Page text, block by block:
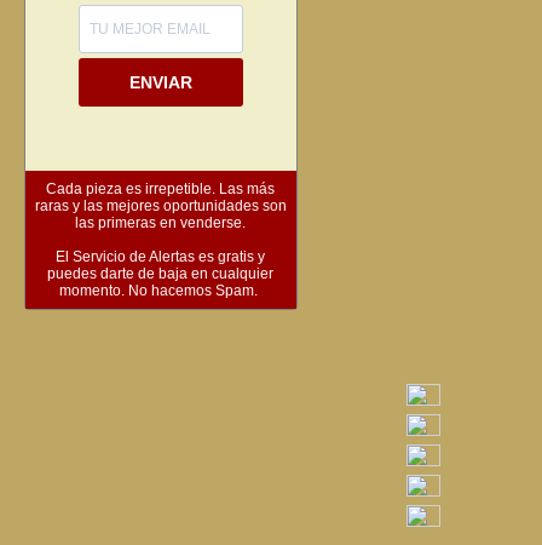
ENVIAR
Cada pieza es irrepetible. Las más
raras y las mejores oportunidades son
las primeras en venderse.
El Servicio de Alertas es gratis y
puedes darte de baja en cualquier
momento. No hacemos Spam.